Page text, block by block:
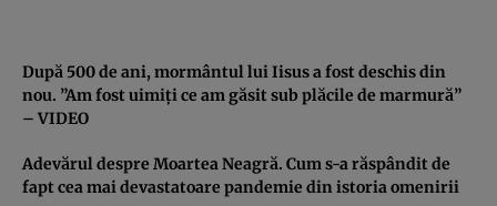
După 500 de ani, mormântul lui Iisus a fost deschis din
nou. ”Am fost uimiţi ce am găsit sub plăcile de marmură”
– VIDEO
Adevărul despre Moartea Neagră. Cum s-a răspândit de
fapt cea mai devastatoare pandemie din istoria omenirii